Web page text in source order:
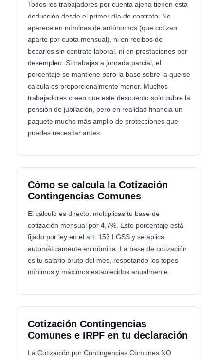
Todos los trabajadores por cuenta ajena tienen esta
deducción desde el primer día de contrato. No
aparece en nóminas de autónomos (que cotizan
aparte por cuota mensual), ni en recibos de
becarios sin contrato laboral, ni en prestaciones por
desempleo. Si trabajas a jornada parcial, el
porcentaje se mantiene pero la base sobre la que se
calcula es proporcionalmente menor. Muchos
trabajadores creen que este descuento solo cubre la
pensión de jubilación, pero en realidad financia un
paquete mucho más amplio de protecciones que
puedes necesitar antes.
Cómo se calcula la Cotización
Contingencias Comunes
El cálculo es directo: multiplicas tu base de
cotización mensual por 4,7%. Este porcentaje está
fijado por ley en el art. 153 LGSS y se aplica
automáticamente en nómina. La base de cotización
es tu salario bruto del mes, respetando los topes
mínimos y máximos establecidos anualmente.
Cotización Contingencias
Comunes e IRPF en tu declaración
La Cotización por Contingencias Comunes NO